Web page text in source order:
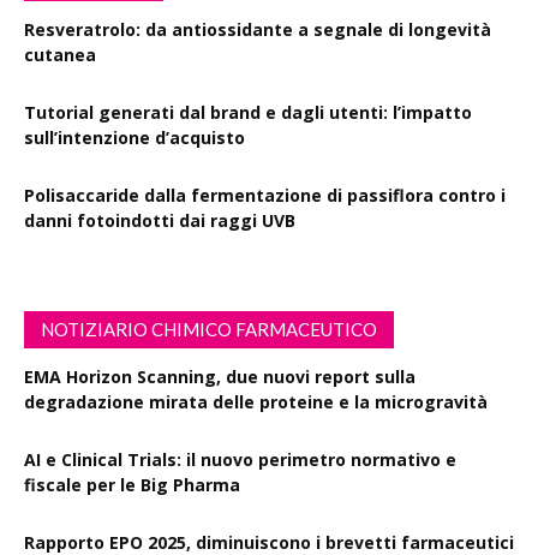
Resveratrolo: da antiossidante a segnale di longevità
cutanea
Tutorial generati dal brand e dagli utenti: l’impatto
sull’intenzione d’acquisto
Polisaccaride dalla fermentazione di passiflora contro i
danni fotoindotti dai raggi UVB
NOTIZIARIO CHIMICO FARMACEUTICO
EMA Horizon Scanning, due nuovi report sulla
degradazione mirata delle proteine e la microgravità
AI e Clinical Trials: il nuovo perimetro normativo e
fiscale per le Big Pharma
Rapporto EPO 2025, diminuiscono i brevetti farmaceutici